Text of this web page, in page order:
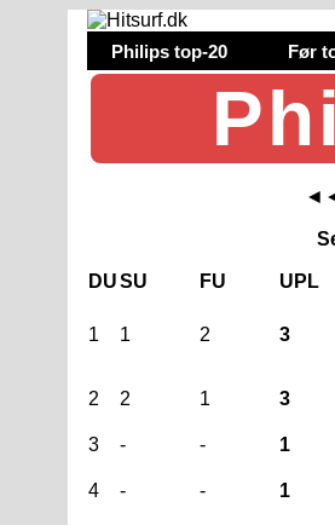
Philips top-20 Før
DUSU FU UPL
1 1 2 3
2 2 1 3
3 - - 1
4
- - 1